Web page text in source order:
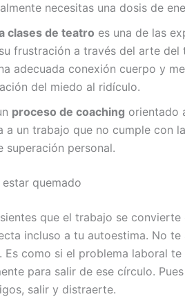
necesitas una dosis de
clases de teatro es una de las
frustración a través del arte
adecuada conexión cuerpo y
del miedo al ridículo.
proceso de coaching orientado
a un trabajo que no cumple con
superación personal.
quemado
que el trabajo se
incluso a tu autoestima. No
como si el problema laboral
para salir de ese círculo.
salir y distraerte.